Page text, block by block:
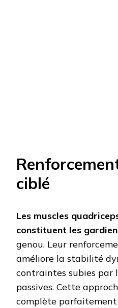
ciblé
Les muscles
constituent les
genou. Leur
améliore la stabilité
contraintes subies par
passives. Cette
complète parfaitement